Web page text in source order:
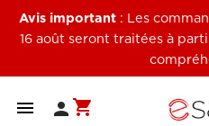
Avis important: Les
16 août seront traitées à
  shopping_cart